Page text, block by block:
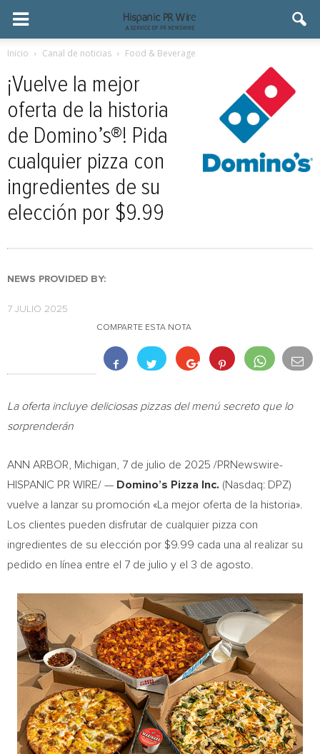
Inicio Canal de noticias Food & Beverage
¡Vuelve la mejor
oferta de la historia
de Domino’s®! Pida
cualquier pizza con
ingredientes de su
elección por $9.99
NEWS PROVIDED BY:
7 JULIO 2025
COMPARTE ESTA NOTA
La oferta incluye deliciosas pizzas del menú secreto que lo
sorprenderán
ANN ARBOR, Michigan 7 de julio de 2025 /PRNewswire-
HISPANIC PR WIRE/ — Domino’s Pizza Inc. (Nasdaq: DPZ)
vuelve a lanzar su promoción «La mejor oferta de la historia».
Los clientes pueden disfrutar de cualquier pizza con
ingredientes de su elección por $9.99 cada una al realizar su
pedido en línea entre el 7 de julio y el 3 de agosto.